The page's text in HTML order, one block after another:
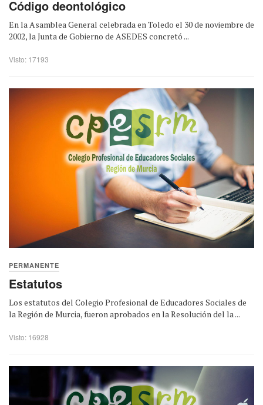
Código deontológico
En la Asamblea General celebrada en Toledo el 30 de noviembre de
2002, la Junta de Gobierno de ASEDES concretó ...
Visto: 17193
PERMANENTE
Estatutos
Los estatutos del Colegio Profesional de Educadores Sociales de
la Región de Murcia, fueron aprobados en la Resolución del la ...
Visto: 16928